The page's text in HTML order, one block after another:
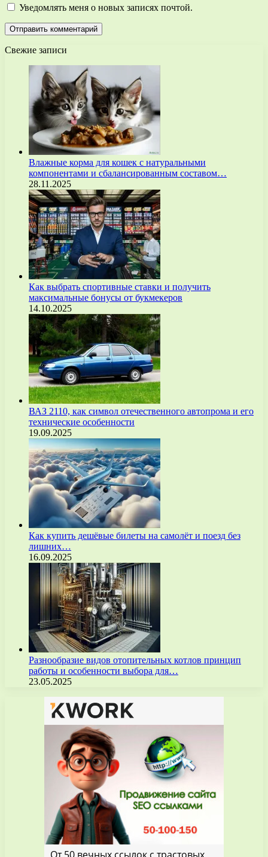
Уведомлять меня о новых записях почтой.
Свежие записи
Влажные корма для кошек с натуральными
компонентами и сбалансированным составом…
28.11.2025
Как выбрать спортивные ставки и получить
максимальные бонусы от букмекеров
14.10.2025
ВАЗ 2110, как символ отечественного автопрома и его
технические особенности
19.09.2025
Как купить дешёвые билеты на самолёт и поезд без
лишних…
16.09.2025
Разнообразие видов отопительных котлов принцип
работы и особенности выбора для…
23.05.2025